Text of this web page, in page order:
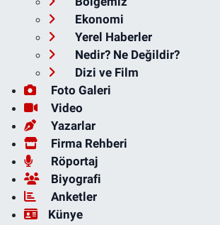
Ekonomi
Yerel Haberler
Nedir? Ne Değildir?
Dizi ve Film
Foto Galeri
Video
Yazarlar
Firma Rehberi
Röportaj
Biyografi
Anketler
Künye